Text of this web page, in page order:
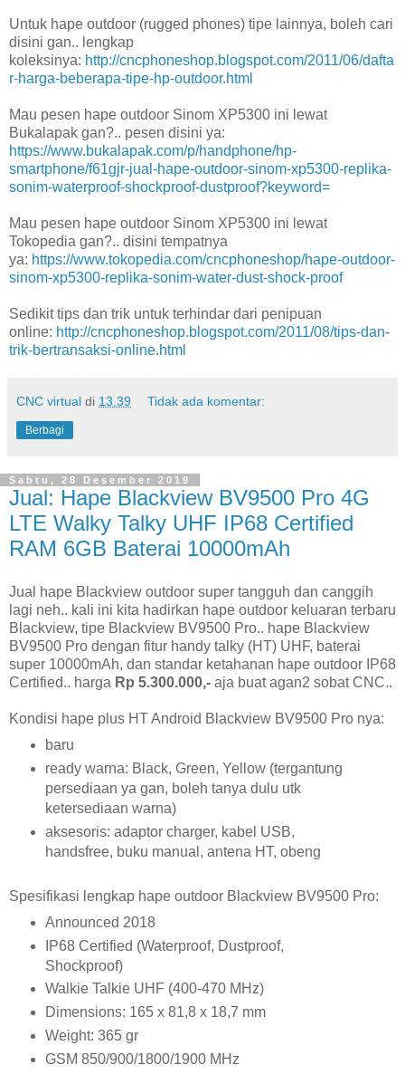
Untuk hape outdoor (rugged phones) tipe lainnya, boleh cari
disini gan.. lengkap
koleksinya: http://cncphoneshop.blogspot.com/2011/06/dafta
r-harga-beberapa-tipe-hp-outdoor.html
Mau pesen hape outdoor Sinom XP5300 ini lewat
Bukalapak gan?.. pesen disini ya:
https://www.bukalapak.com/p/handphone/hp-
smartphone/f61gjr-jual-hape-outdoor-sinom-xp5300-replika-
sonim-waterproof-shockproof-dustproof?keyword=
Mau pesen hape outdoor Sinom XP5300 ini lewat
Tokopedia gan?.. disini tempatnya
ya: https://www.tokopedia.com/cncphoneshop/hape-outdoor-
sinom-xp5300-replika-sonim-water-dust-shock-proof
Sedikit tips dan trik untuk terhindar dari penipuan
online: http://cncphoneshop.blogspot.com/2011/08/tips-dan-
trik-bertransaksi-online.html
CNC virtual di 13.39 Tidak ada komentar:
Berbagi
Sabtu, 28 Desember 2019
Jual: Hape Blackview BV9500 Pro 4G
LTE Walky Talky UHF IP68 Certified
RAM 6GB Baterai 10000mAh
Jual hape Blackview outdoor super tangguh dan canggih
lagi neh.. kali ini kita hadirkan hape outdoor keluaran terbaru
Blackview, tipe Blackview BV9500 Pro.. hape Blackview
BV9500 Pro dengan fitur handy talky (HT) UHF, baterai
super 10000mAh, dan standar ketahanan hape outdoor IP68
Certified.. harga Rp 5.300.000,- aja buat agan2 sobat CNC..
Kondisi hape plus HT Android Blackview BV9500 Pro nya:
baru
ready warna: Black, Green, Yellow (tergantung
persediaan ya gan, boleh tanya dulu utk
ketersediaan warna)
aksesoris: adaptor charger, kabel USB,
handsfree, buku manual, antena HT, obeng
Spesifikasi lengkap hape outdoor Blackview BV9500 Pro:
Announced 2018
IP68 Certified (Waterproof, Dustproof,
Shockproof)
Walkie Talkie UHF (400-470 MHz)
Dimensions: 165 x 81,8 x 18,7 mm
Weight: 365 gr
GSM 850/900/1800/1900 MHz